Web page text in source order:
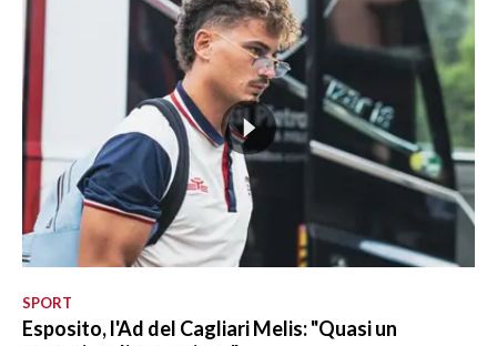
SPORT
Esposito, l'Ad del Cagliari Melis: "Quasi un